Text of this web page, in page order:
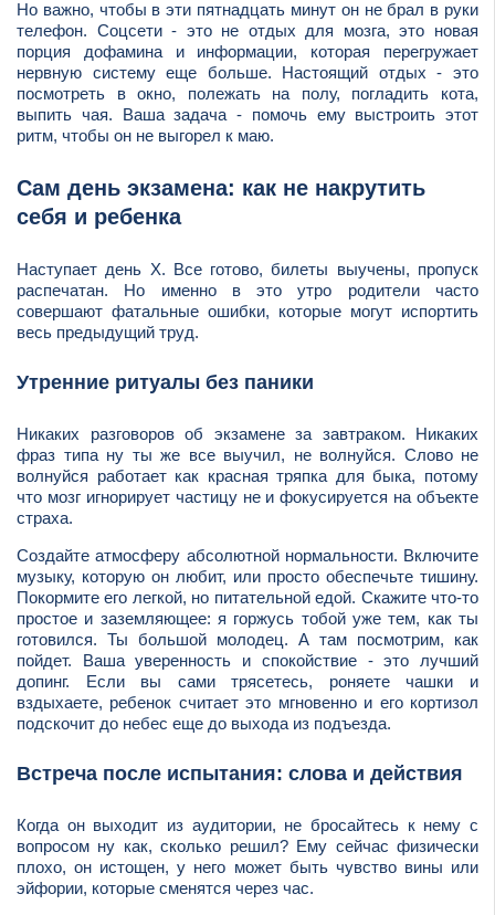
Но важно, чтобы в эти пятнадцать минут он не брал в руки
телефон. Соцсети - это не отдых для мозга, это новая
порция дофамина и информации, которая перегружает
нервную систему еще больше. Настоящий отдых - это
посмотреть в окно, полежать на полу, погладить кота,
выпить чая. Ваша задача - помочь ему выстроить этот
ритм, чтобы он не выгорел к маю.
Сам день экзамена: как не накрутить
себя и ребенка
Наступает день Х. Все готово, билеты выучены, пропуск
распечатан. Но именно в это утро родители часто
совершают фатальные ошибки, которые могут испортить
весь предыдущий труд.
Утренние ритуалы без паники
Никаких разговоров об экзамене за завтраком. Никаких
фраз типа ну ты же все выучил, не волнуйся. Слово не
волнуйся работает как красная тряпка для быка, потому
что мозг игнорирует частицу не и фокусируется на объекте
страха.
Создайте атмосферу абсолютной нормальности. Включите
музыку, которую он любит, или просто обеспечьте тишину.
Покормите его легкой, но питательной едой. Скажите что-то
простое и заземляющее: я горжусь тобой уже тем, как ты
готовился. Ты большой молодец. А там посмотрим, как
пойдет. Ваша уверенность и спокойствие - это лучший
допинг. Если вы сами трясетесь, роняете чашки и
вздыхаете, ребенок считает это мгновенно и его кортизол
подскочит до небес еще до выхода из подъезда.
Встреча после испытания: слова и действия
Когда он выходит из аудитории, не бросайтесь к нему с
вопросом ну как, сколько решил? Ему сейчас физически
плохо, он истощен, у него может быть чувство вины или
эйфории, которые сменятся через час.